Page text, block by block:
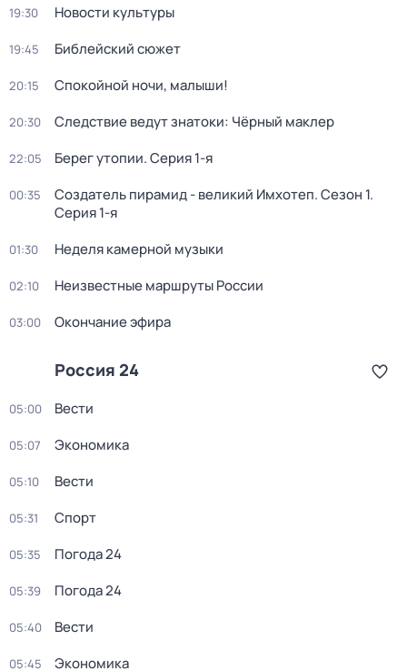
19:30 Новости культуры
19:45 Библейский сюжет
20:15 Спокойной ночи, малыши!
20:30 Следствие ведут знатоки: Чёрный маклер
22:05 Берег утопии. Серия 1-я
00:35 Создатель пирамид - великий Имхотеп. Сезон 1.
Серия 1-я
01:30 Неделя камерной музыки
02:10 Неизвестные маршруты России
03:00 Окончание эфира
Россия 24
05:00 Вести
05:07 Экономика
05:10 Вести
05:31 Спорт
05:35 Погода 24
05:39 Погода 24
05:40 Вести
05:45 Экономика